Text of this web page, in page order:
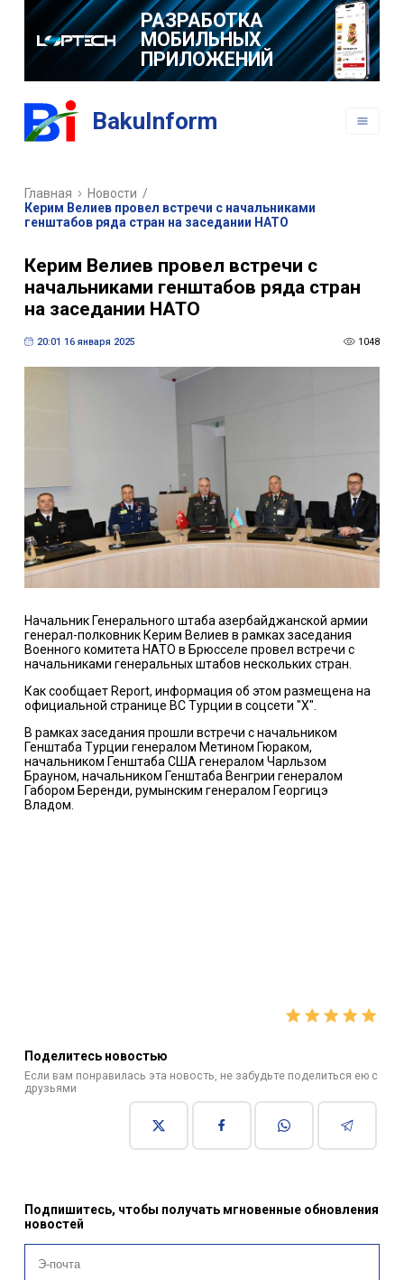
РАЗРАБОТКА
МОБИЛЬНЫХ
ПРИЛОЖЕНИЙ
BakuInform
Главная Новости /
Керим Велиев провел встречи с начальниками
генштабов ряда стран на заседании НАТО
Керим Велиев провел встречи с
начальниками генштабов ряда стран
на заседании НАТО
20:01 16 января 2025 1048
Начальник Генерального штаба азербайджанской армии
генерал-полковник Керим Велиев в рамках заседания
Военного комитета НАТО в Брюсселе провел встречи с
начальниками генеральных штабов нескольких стран.
Как сообщает Report, информация об этом размещена на
официальной странице ВС Турции в соцсети "X".
В рамках заседания прошли встречи с начальником
Генштаба Турции генералом Метином Гюраком,
начальником Генштаба США генералом Чарльзом
Брауном, начальником Генштаба Венгрии генералом
Габором Беренди, румынским генералом Георгицэ
Владом.
Поделитесь новостью
Если вам понравилась эта новость, не забудьте поделиться ею с
друзьями
Подпишитесь, чтобы получать мгновенные обновления
новостей